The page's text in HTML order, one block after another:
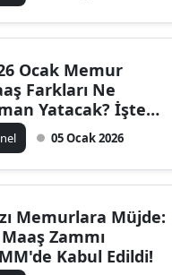
Ocak Memur
Farkları Ne
Yatacak? İşte
Takvimi
05 Ocak 2026
Memurlara Müjde:
Zammı
Kabul Edildi!